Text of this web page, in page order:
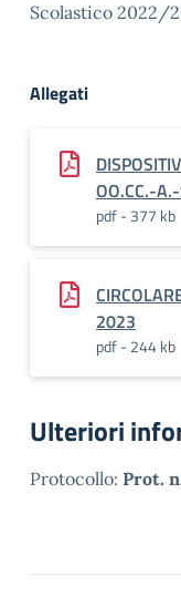
Scolastico 2022/
Allegati
OO.CC.-
pdf - 377 kb
2023
pdf - 244 kb
Ulteriori
Protocollo: Prot.